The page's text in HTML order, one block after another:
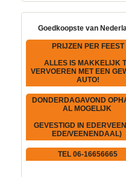
Goedkoopste van
PRIJZEN PER FEEST
ALLES IS MAKKELIJK
VERVOEREN MET EEN
AUTO!
DONDERDAGAVOND
AL MOGELIJK
GEVESTIGD IN
EDE/VEENENDAAL)
TEL 06-16656665